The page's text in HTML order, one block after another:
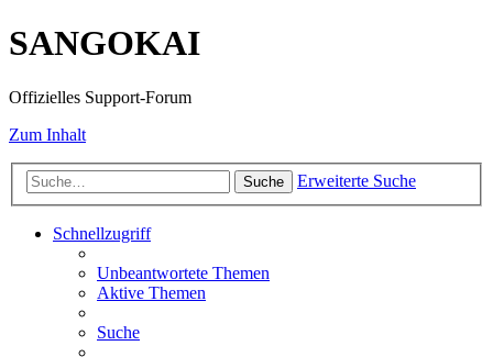
SANGOKAI
Offizielles Support-Forum
Zum Inhalt
Suche Erweiterte Suche
Schnellzugriff
Unbeantwortete Themen
Aktive Themen
Suche